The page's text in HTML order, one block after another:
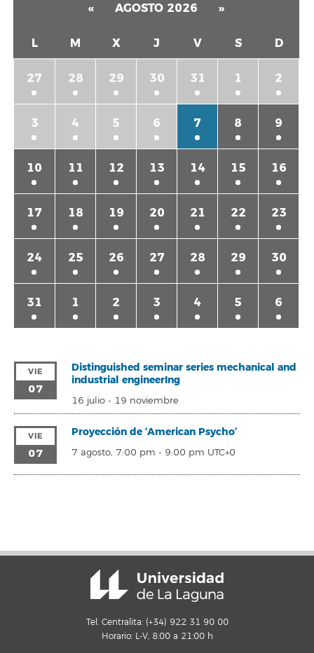
« AGOSTO 2026 »
L M X J V S D
27 28 29 30 31 1 2
3 4 5 6 7 8 9
10 11 12 13 14 15 16
17 18 19 20 21 22 23
24 25 26 27 28 29 30
31 1 2 3 4 5 6
VIE
07
Distinguished seminar series mechanical and
industrial engineerIng
16 julio- 19 noviembre
VIE
07
Proyección de ‘American Psycho’
7 agosto, 7:00 pm - 9:00 pm UTC+0
Tel. Centralita: (+34) 922 31 90 00
Horario: L-V, 8:00 a 21:00 h